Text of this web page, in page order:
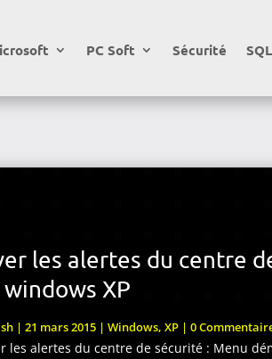
PC Soft Sécurité SQL
les alertes du centre
XP
|21 mars 2015 |Windows,XP | 0
les alertes du centre de sécurité : Menu